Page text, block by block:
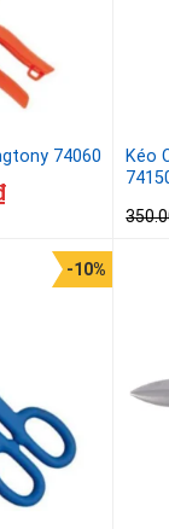
74060
Kéo
-10%